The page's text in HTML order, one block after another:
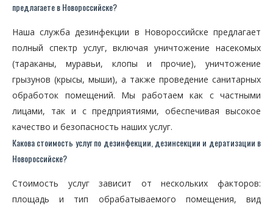
предлагаете в Новороссийске?
Наша служба дезинфекции в Новороссийске предлагает
полный спектр услуг, включая уничтожение насекомых
(тараканы, муравьи, клопы и прочие), уничтожение
грызунов (крысы, мыши), а также проведение санитарных
обработок помещений. Мы работаем как с частными
лицами, так и с предприятиями, обеспечивая высокое
качество и безопасность наших услуг.
Какова стоимость услуг по дезинфекции, дезинсекции и дератизации в
Новороссийске?
Стоимость услуг зависит от нескольких факторов:
площадь и тип обрабатываемого помещения, вид